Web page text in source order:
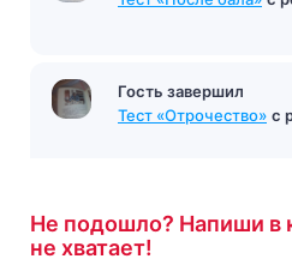
Не подошло? Напиши в
не хватает!